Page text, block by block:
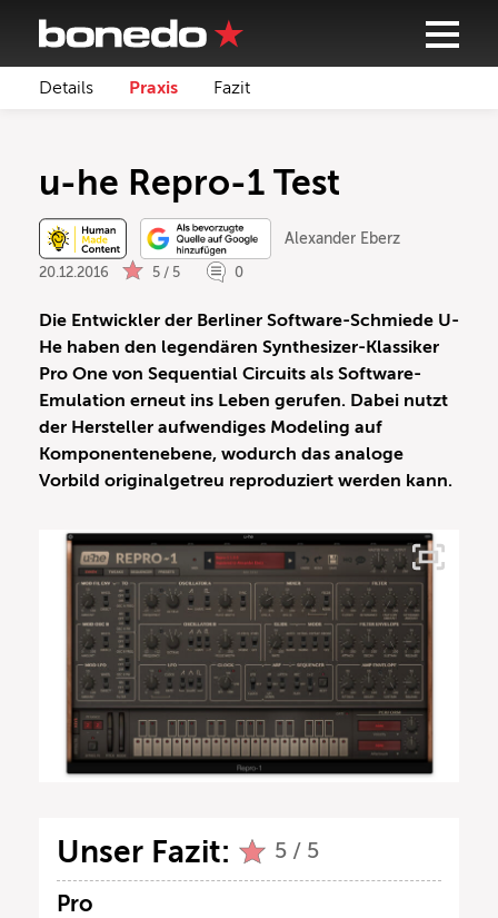
Details Praxis Fazit
u-he Repro-1 Test
Alexander Eberz
20.12.2016 5 / 5 0
Die Entwickler der Berliner Software-Schmiede U-
He haben den legendären Synthesizer-Klassiker
Pro One von Sequential Circuits als Software-
Emulation erneut ins Leben gerufen. Dabei nutzt
der Hersteller aufwendiges Modeling auf
Komponentenebene, wodurch das analoge
Vorbild originalgetreu reproduziert werden kann.
Unser Fazit: 5 / 5
Pro